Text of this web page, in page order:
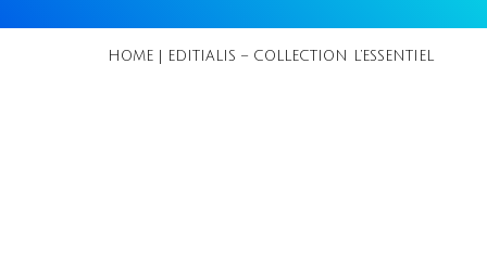
HOME EDITIALIS – COLLECTION L’ESSENTIEL